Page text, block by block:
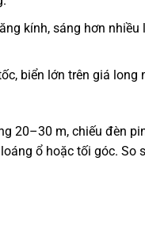
kính, sáng hơn
biển lớn trên giá long
20–30 m, chiếu đèn
ổ hoặc tối góc. So